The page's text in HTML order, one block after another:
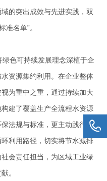
的突出成效与先进实践，双
准名单”。
色可持续发展理念深植于企
资源集约利用。在企业整体
为重中之重，通过持续加大
建了覆盖生产全流程水资源
法规与标准，更主动践行行
利用路径，切实将节水减排
会责任担当，为区域工业绿
。